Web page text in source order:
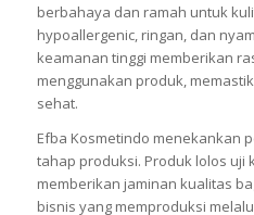
berbahaya dan ramah untuk
hypoallergenic, ringan, dan
keamanan tinggi memberikan
menggunakan produk,
sehat.
Efba Kosmetindo menekankan
tahap produksi. Produk lolos uji
memberikan jaminan kualitas
bisnis yang memproduksi